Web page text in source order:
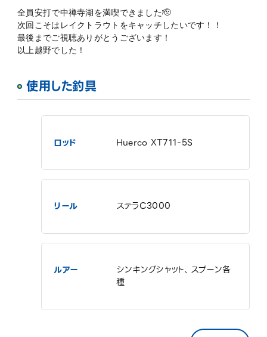
全員安打で中禅寺湖を満喫できました🫡
次回こそはレイクトラウトをキャッチしたいです！！
最後までご視聴ありがとうございます！
以上越野でした！
使用した釣具
ロッド Huerco XT711-5S
リール ステラC3000
ルアー
シンキングシャット、スプーン各
種